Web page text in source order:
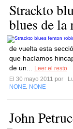
Strackto
blues de la
de vuelta esta
que hacíamos
de un...
Leer el resto
El 30 mayo 2011 por
NONE NONE
John